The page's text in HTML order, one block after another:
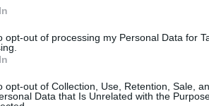
opt-out of processing my Personal Data for
opt-out of Collection, Use, Retention, Sale,
Data that Is Unrelated with the
Egyre több van. Pontőrök,
a kapaszkodás felfelé.
formájú faág hever az
örül nekem, de legalább él, a
a bringával, elgázolták.